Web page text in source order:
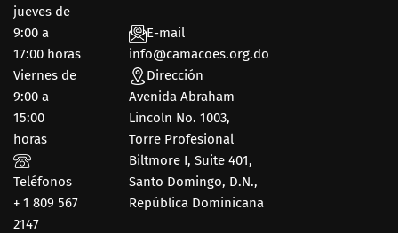
jueves de
9:00 a
17:00 horas
Viernes de
9:00 a
15:00
horas
Teléfonos
+ 1 809 567
2147
E-mail
info@camacoes.org.do
Dirección
Avenida Abraham
Lincoln No. 1003,
Torre Profesional
Biltmore I, Suite 401,
Santo Domingo, D.N.,
República Dominicana